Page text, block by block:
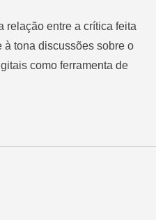
relação entre a crítica feita
à tona discussões sobre o
como ferramenta de